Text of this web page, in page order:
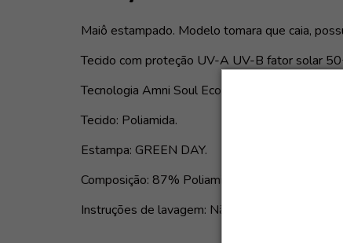
Maiô estampado. Modelo tomara que caia,
Tecido com proteção UV-A UV-B fator solar
Tecnologia Amni Soul Eco.
Tecido: Poliamida.
Estampa: GREEN DAY.
Composição: 87% Poliamida e 13% Elastano.
Instruções de lavagem: Não utilizar secadora e